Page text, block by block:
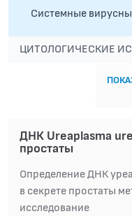
Системные
ЦИТОЛОГИЧЕСКИЕ
ДНК Ureaplasma
простаты
Определение ДНК
в секрете простаты
исследование